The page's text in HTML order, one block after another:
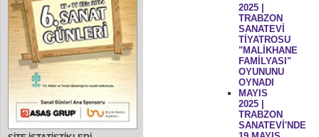
2025 |
TRABZON
SANATEVİ
TİYATROSU
"MALİKHANE
FAMİLYASI"
OYUNUNU
OYNADI
MAYIS
2025 |
TRABZON
SANATEVİ'NDE